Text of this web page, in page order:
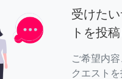
受けた
トを投
ご希望内
クエスト